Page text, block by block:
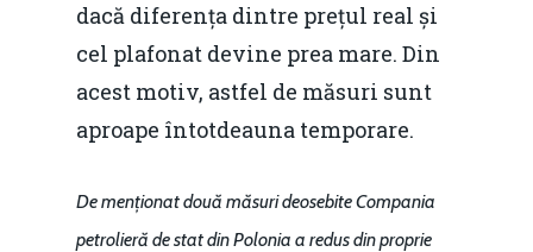
dacă diferența dintre prețul real și
cel plafonat devine prea mare. Din
acest motiv, astfel de măsuri sunt
aproape întotdeauna temporare.
De menționat două măsuri deosebiteCompania
petrolieră de stat din Polonia a redus din proprie